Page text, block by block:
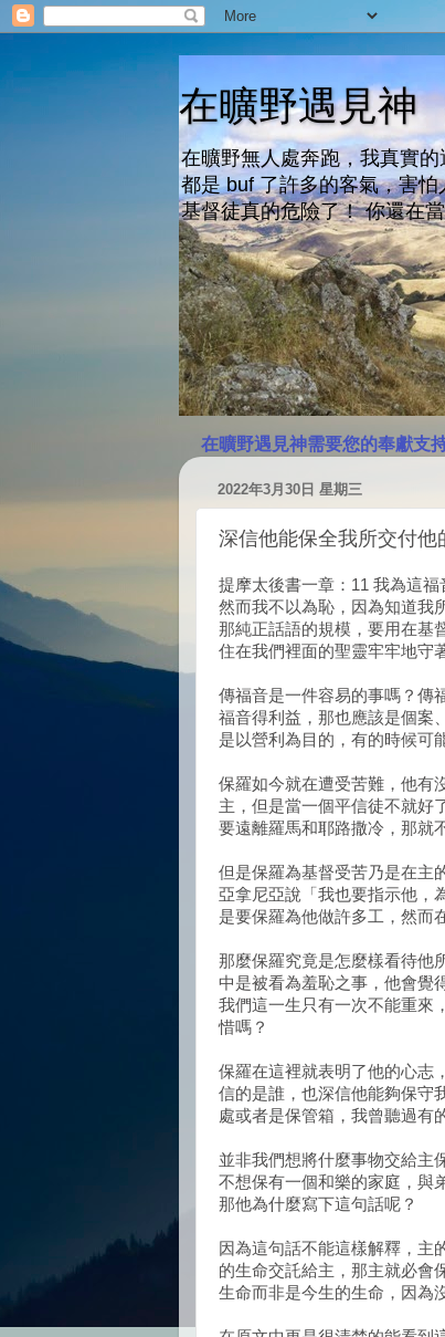
在曠野遇見神
在曠野無人處奔跑，我真實
都是 buf 了許多的客氣，害
基督徒真的危險了！ 你還在
在曠野遇見神需要您的奉獻支
2022年3月30日 星期三
深信他能保全我所交付他
提摩太後書一章：11 我為這
然而我不以為恥，因為知道我
那純正話語的規模，要用在基
住在我們裡面的聖靈牢牢地守
傳福音是一件容易的事嗎？傳
福音得利益，那也應該是個案
是以營利為目的，有的時候可
保羅如今就在遭受苦難，他有
主，但是當一個平信徒不就好
要遠離羅馬和耶路撒冷，那就
但是保羅為基督受苦乃是在主
亞拿尼亞說「我也要指示他，
是要保羅為他做許多工，然而
那麼保羅究竟是怎麼樣看待他
中是被看為羞恥之事，他會覺
我們這一生只有一次不能重來
惜嗎？
保羅在這裡就表明了他的心志
信的是誰，也深信他能夠保守
處或者是保管箱，我曾聽過有
並非我們想將什麼事物交給主
不想保有一個和樂的家庭，與
那他為什麼寫下這句話呢？
因為這句話不能這樣解釋，主
的生命交託給主，那主就必會
生命而非是今生的生命，因為